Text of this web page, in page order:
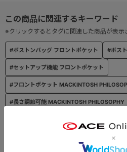
● セットアップ機能
移動時等に便利なスーツケースとセ
です。
#ボストンバッグ フロントポケット #ボス
#セットアップ機能 フロントポケット
#フロントポケット MACKINTOSH
#長さ調節可能 MACKINTOSH PHILOSOPHY
#フロン
※クリックするとタグに関連した商品が表示